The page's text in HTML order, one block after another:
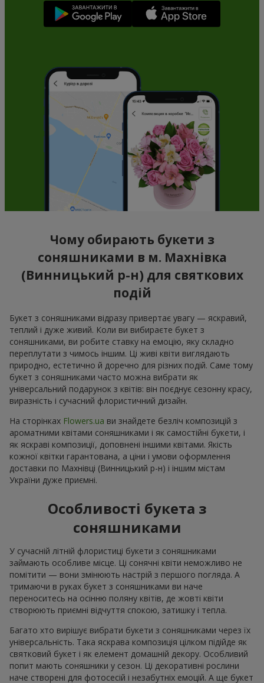
Чому обирають букети з
соняшниками в м. Махнівка
(Винницький р-н) для святкових
подій
Букет з соняшниками відразу привертає увагу — яскравий,
теплий і дуже живий. Коли ви вибираєте букет з
соняшниками, ви робите ставку на емоцію, яку складно
переплутати з чимось іншим. Ці живі квіти виглядають
природно, естетично й доречно для різних подій. Саме тому
букет з соняшниками часто можна вибрати як
універсальний подарунок з квітів: він поєднує сезонну красу,
виразність і сучасний флористичний дизайн.
На сторінках Flowers.ua ви знайдете безліч композицій з
ароматними квітами соняшниками і як самостійні букети, і
як яскраві композиції, доповнені іншими квітами. Якість
кожної квітки гарантована, а ціни і умови оформлення
доставки по Махнівці (Винницький р-н) і іншим містам
України дуже приємні.
Особливості букета з
соняшниками
У сучасній літній флористиці букети з соняшниками
займають особливе місце. Ці сонячні квіти неможливо не
помітити — вони змінюють настрій з першого погляда. А
тримаючи в руках букет з соняшниками ви наче
переноситесь на осінню поляну квітів, де жовті квіти
створюють приємні відчуття спокою, затишку і тепла.
Багато хто вирішує вибрати букети з соняшниками через їх
універсальність. Така яскрава композиція цілком підійде як
святковий букет і як елемент домашній декору. Особливий
попит мають соняшники у сезон. Ці декоративні рослини
наче створені для фотосесій і незабутніх емоцій. А ще букет